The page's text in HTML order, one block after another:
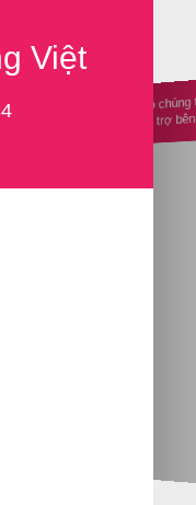
Việt
Ủng hộ
nhà tài trợ